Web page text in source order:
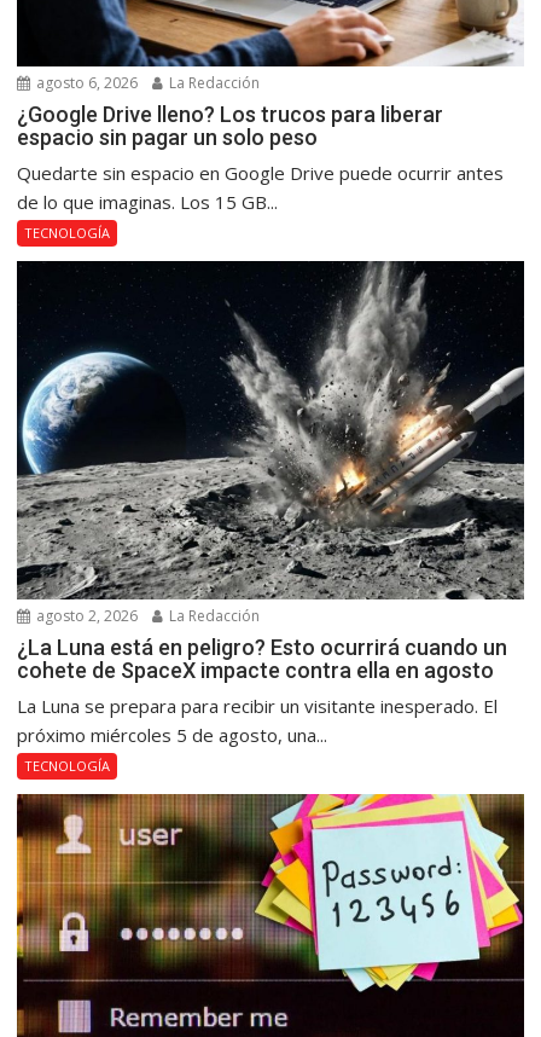
agosto 6, 2026 La Redacción
¿Google Drive lleno? Los trucos para liberar
espacio sin pagar un solo peso
Quedarte sin espacio en Google Drive puede ocurrir antes
de lo que imaginas. Los 15 GB...
TECNOLOGÍA
agosto 2, 2026 La Redacción
¿La Luna está en peligro? Esto ocurrirá cuando un
cohete de SpaceX impacte contra ella en agosto
La Luna se prepara para recibir un visitante inesperado. El
próximo miércoles 5 de agosto, una...
TECNOLOGÍA